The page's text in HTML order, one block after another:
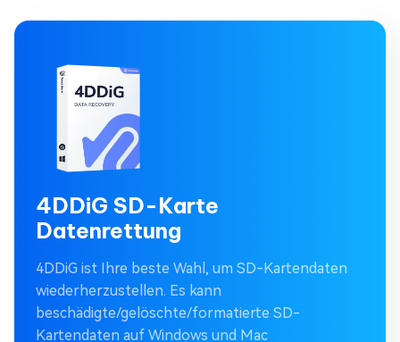
4DDiG SD-Karte
Datenrettung
4DDiG ist Ihre beste Wahl, um SD-Kartendaten
wiederherzustellen. Es kann
beschädigte/gelöschte/formatierte SD-
Kartendaten auf Windows und Mac